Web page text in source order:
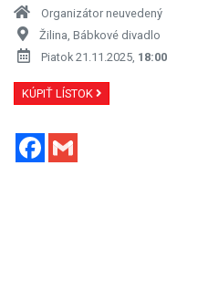
Organizátor neuvedený
Žilina, Bábkové divadlo
Piatok 21.11.2025, 18:00
KÚPIŤ LÍSTOK
Facebook